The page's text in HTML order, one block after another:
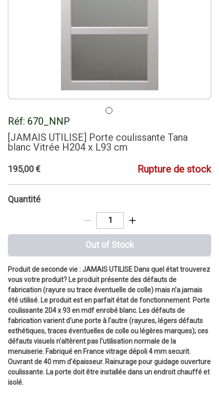
Réf: 670_NNP
[JAMAIS UTILISE] Porte coulissante Tana
blanc Vitrée H204 x L93 cm
195,00€ Rupture de stock
Quantité
Out of Stock
Produit de seconde vie : JAMAIS UTILISE Dans quel état trouverez
vous votre produit? Le produit présente des défauts de
fabrication (rayure ou trace éventuelle de colle) mais n'a jamais
été utilisé. Le produit est en parfait état de fonctionnement. Porte
coulissante 204 x 93 en mdf enrobé blanc. Les défauts de
fabrication varient d'une porte à l'autre (rayures, légers défauts
esthétiques, traces éventuelles de colle ou légères marques); ces
défauts visuels n'altèrent pas l'utilisation normale de la
menuiserie. Fabriqué en France vitrage dépoli 4 mm securit.
Ouvrant de 40 mm d'épaisseur. Rainurage pour guidage ouverture
coulissante. La porte doit être installée dans un endroit chauffé et
isolé.